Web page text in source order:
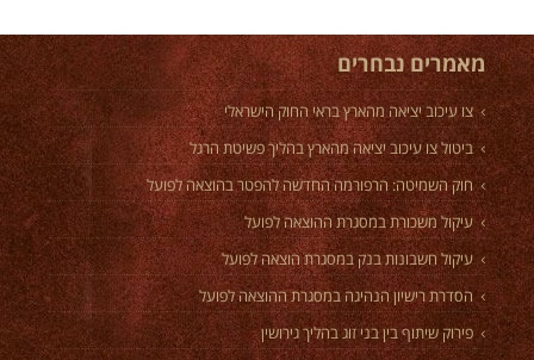
מאמרים נבחרים
צו עיכוב יציאה מהארץ בראי החוק הישראלי
ביטול צו עיכוב יציאה מהארץ בהליך פשיטת הרגל
חוק השמיטה: הרפורמה החדשה להפטר בהוצאה לפועל
עיקול משכורת במסגרת ההוצאה לפועל
עיקול חשבונות בנק במסגרת הוצאה לפועל
הסדרת רישיון הנהיגה במסגרת ההוצאה לפועל
פירוק שיתוף בין בני זוג בהליך גירושין